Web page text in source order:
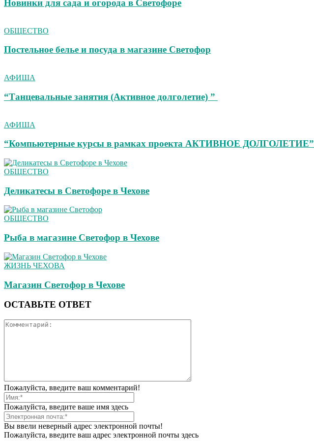
Новинки для сада и огорода в Светофоре
ОБЩЕСТВО
Постельное белье и посуда в магазине Светофор
АФИША
“Танцевальные занятия (Активное долголетие) ”
АФИША
“Компьютерные курсы в рамках проекта АКТИВНОЕ ДОЛГОЛЕТИЕ”
ОБЩЕСТВО
Деликатесы в Светофоре в Чехове
ОБЩЕСТВО
Рыба в магазине Светофор в Чехове
ЖИЗНЬ ЧЕХОВА
Магазин Светофор в Чехове
ОСТАВЬТЕ ОТВЕТ
Пожалуйста, введите ваш комментарий!
Пожалуйста, введите ваше имя здесь
Вы ввели неверный адрес электронной почты!
Пожалуйста, введите ваш адрес электронной почты здесь